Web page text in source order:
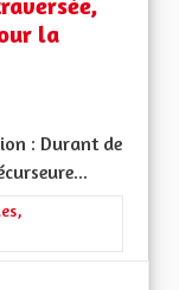
la
: Durant de
transitions